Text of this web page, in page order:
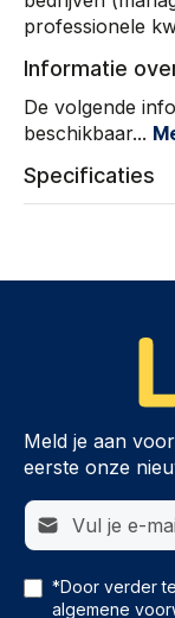
professionele
Informatie
De volgende
beschikbaar...
Specificaties
Meld je aan
eerste onze
E-mailadres*
*Door verder
algemene